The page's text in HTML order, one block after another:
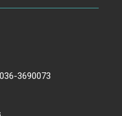
3690073